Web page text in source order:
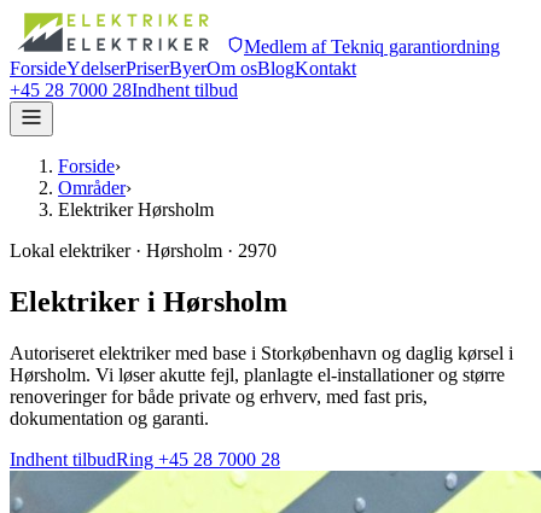
Medlem af Tekniq garantiordning
ForsideYdelserPriserByerOm osBlogKontakt
+45 28 7000 28Indhent tilbud
Forside›
Områder›
Elektriker Hørsholm
Lokal elektriker · Hørsholm · 2970
Elektriker i Hørsholm
Autoriseret elektriker med base i Storkøbenhavn og daglig kørsel i
Hørsholm. Vi løser akutte fejl, planlagte el-installationer og større
renoveringer for både private og erhverv, med fast pris,
dokumentation og garanti.
Indhent tilbudRing +45 28 7000 28